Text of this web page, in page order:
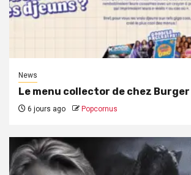
News
Le menu collector de chez Burger
6 jours ago Popcornus